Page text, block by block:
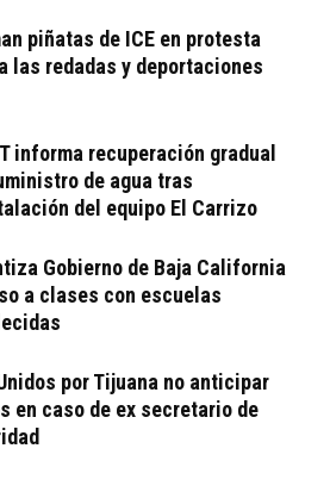
piñatas de ICE en protesta
las redadas y deportaciones
informa recuperación gradual
de agua tras
del equipo El Carrizo
Gobierno de Baja California
a clases con escuelas
por Tijuana no anticipar
en caso de ex secretario de